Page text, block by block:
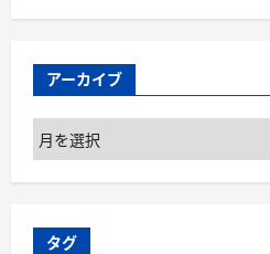
アーカイブ
ア
ー
カ
ブ
タグ